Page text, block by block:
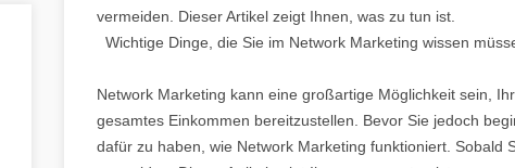
vermeiden. Dieser Artikel zeigt Ihnen, was zu tun ist.
Wichtige Dinge, die Sie im Network Marketing wissen
Network Marketing kann eine großartige Möglichkeit sein,
gesamtes Einkommen bereitzustellen. Bevor Sie jedoch
dafür zu haben, wie Network Marketing funktioniert. Sobald